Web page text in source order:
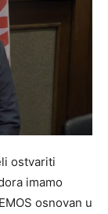
ostvariti
imamo
osnovan u